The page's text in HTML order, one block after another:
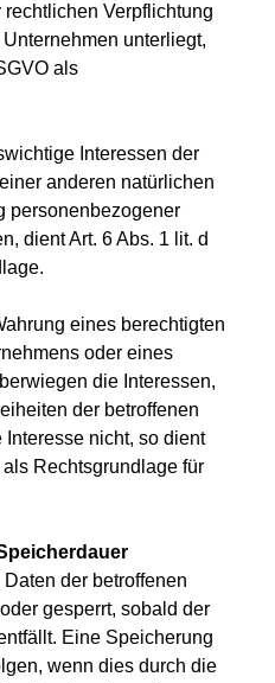
Verpflichtung
unterliegt,
als
Interessen der
anderen natürlichen
personenbezogener
dient Art. 6 Abs. 1 lit. d
eines berechtigten
oder eines
die Interessen,
der betroffenen
nicht, so dient
Rechtsgrundlage für
der betroffenen
gesperrt, sobald der
Eine Speicherung
wenn dies durch die